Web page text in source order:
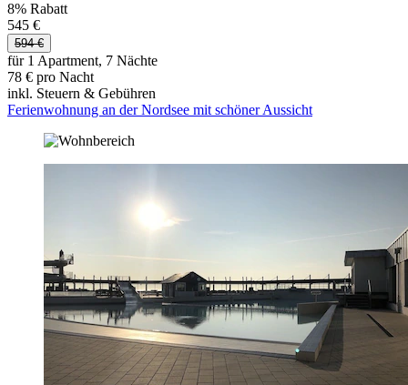
8% Rabatt
545 €
594 €
für 1 Apartment, 7 Nächte
78 € pro Nacht
inkl. Steuern & Gebühren
Ferienwohnung an der Nordsee mit schöner Aussicht